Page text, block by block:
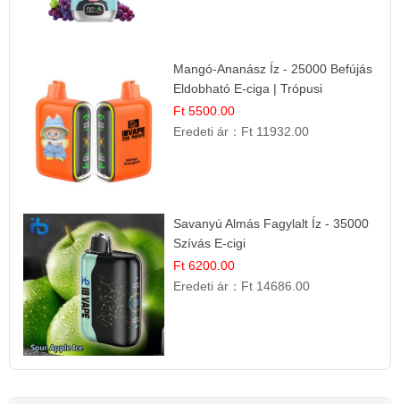
Mangó-Ananász Íz - 25000 Befújás
Eldobható E-ciga | Trópusi
Gyümölcs Élmény!
Ft 5500.00
Eredeti ár： Ft 11932.00
Savanyú Almás Fagylalt Íz - 35000
Szívás E-cigi
Ft 6200.00
Eredeti ár： Ft 14686.00